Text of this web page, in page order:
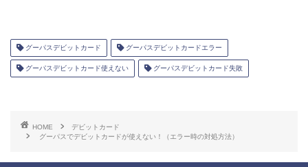
グーパスデビットカード グーパスデビットカードエラー
グーパスデビットカード使えない グーパスデビットカード失敗
HOME
デビットカード
グーパスでデビットカードが使えない！（エラー時の対処方法）